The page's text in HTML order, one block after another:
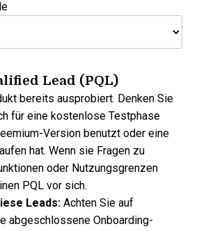
Lead (PQL)
bereits ausprobiert. Denken Sie
für eine kostenlose Testphase
Version benutzt oder eine
hat. Wenn sie Fragen zu
oder Nutzungsgrenzen
PQL vor sich.
Leads: Achten Sie auf
abgeschlossene Onboarding-